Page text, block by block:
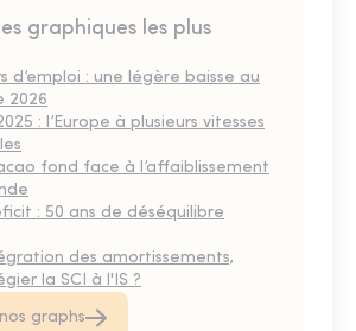
graphiques les plus
d’emploi : une légère baisse au
2026
: l’Europe à plusieurs vitesses
fond face à l’affaiblissement
: 50 ans de déséquilibre
des amortissements,
la SCI à l'IS ?
graphs